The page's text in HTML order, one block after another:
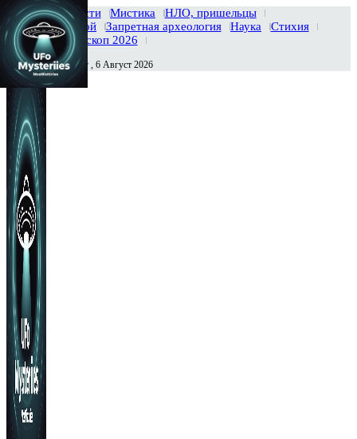
Главная Новости Мистика
НЛО, пришельцы
Тайны вселенной
Запретная археология Наука
Стихия
История
Гороскоп 2026
Сегодня Четверг , 6 Август 2026